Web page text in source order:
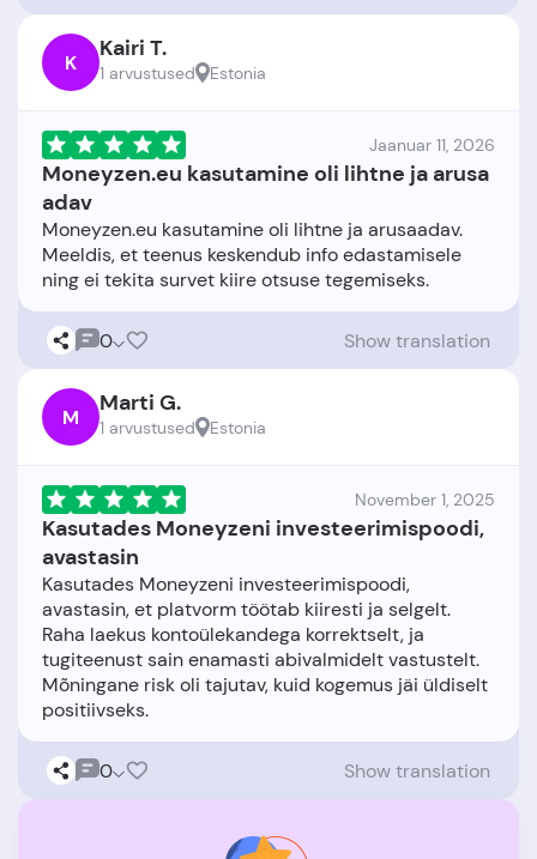
K Kairi T.
1 arvustused Estonia
Jaanuar 11, 2026
Moneyzen.eu kasutamine oli lihtne ja arusa
adav
Moneyzen.eu kasutamine oli lihtne ja arusaadav.
Meeldis, et teenus keskendub info edastamisele
0 Show translation
M Marti G.
1 arvustused Estonia
November 1, 2025
Kasutades Moneyzeni investeerimispoodi,
avastasin
Kasutades Moneyzeni investeerimispoodi,
avastasin, et platvorm töötab kiiresti ja selgelt.
Raha laekus kontoülekandega korrektselt, ja
tugiteenust sain enamasti abivalmidelt vastustelt.
Mõningane risk oli tajutav, kuid kogemus jäi üldiselt
0 Show translation